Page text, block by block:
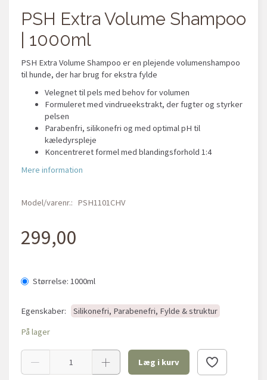
PSH Extra Volume Shampoo
| 1000ml
PSH Extra Volume Shampoo er en plejende volumenshampoo
til hunde, der har brug for ekstra fylde
Velegnet til pels med behov for volumen
Formuleret med vindrueekstrakt, der fugter og styrker
pelsen
Parabenfri, silikonefri og med optimal pH til
kæledyrspleje
Koncentreret formel med blandingsforhold 1:4
Mere information
Model/varenr.: PSH1101CHV
299,00
Størrelse: 1000ml
Egenskaber:
Silikonefri, Parabenefri, Fylde & struktur
På lager
Læg i kurv